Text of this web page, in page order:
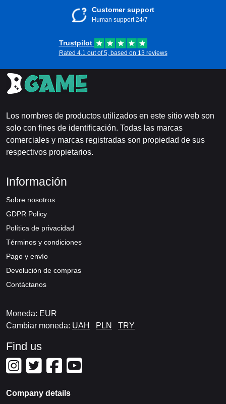
Customer support
Human support 24/7
Trustpilot
Rated 4.1 out of 5, based on 13 reviews
Los nombres de productos utilizados en este sitio web son
solo con fines de identificación. Todas las marcas
comerciales y marcas registradas son propiedad de sus
respectivos propietarios.
Información
Sobre nosotros
GDPR Policy
Política de privacidad
Términos y condiciones
Pago y envío
Devolución de compras
Contáctanos
Moneda: EUR
Cambiar moneda: UAH PLN TRY
Find us
Company details